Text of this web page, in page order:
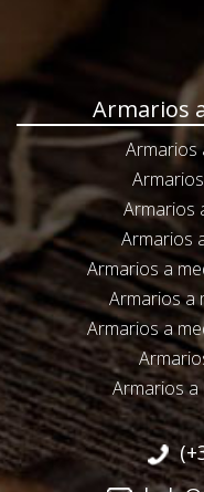
Armarios
Armarios
Armarios
Armarios
Armarios a
Armarios a
Armarios a
Armarios a